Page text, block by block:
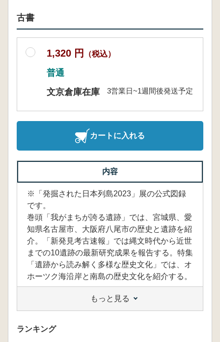
古書
1,320 円 （税込）
普通
文京倉庫在庫
3営業日~1週間後発送予定
カートに入れる
内容
※「発掘された日本列島2023」展の公式図録
です。
巻頭「我がまちが誇る遺跡」では、宮城県、愛
知県名古屋市、大阪府八尾市の歴史と遺跡を紹
介。「新発見考古速報」では縄文時代から近世
までの10遺跡の最新研究成果を報告する。特集
「遺跡から読み解く多様な歴史文化」では、オ
ホーツク海沿岸と南島の歴史文化を紹介する。
もっと見る
ランキング